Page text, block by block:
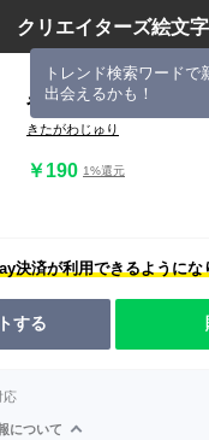
クリエイターズ絵文字
トレンド検索ワードで
出会えるかも！
やわらかな日々 #え
きたがわじゅり
￥190 1%還元
決済が利用できるようにな
する
応
について